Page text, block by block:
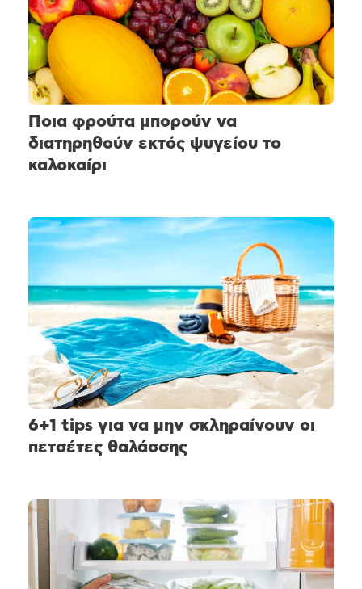
Ποια φρούτα μπορούν να
διατηρηθούν εκτός ψυγείου το
καλοκαίρι
6+1 tips για να μην σκληραίνουν οι
πετσέτες θαλάσσης